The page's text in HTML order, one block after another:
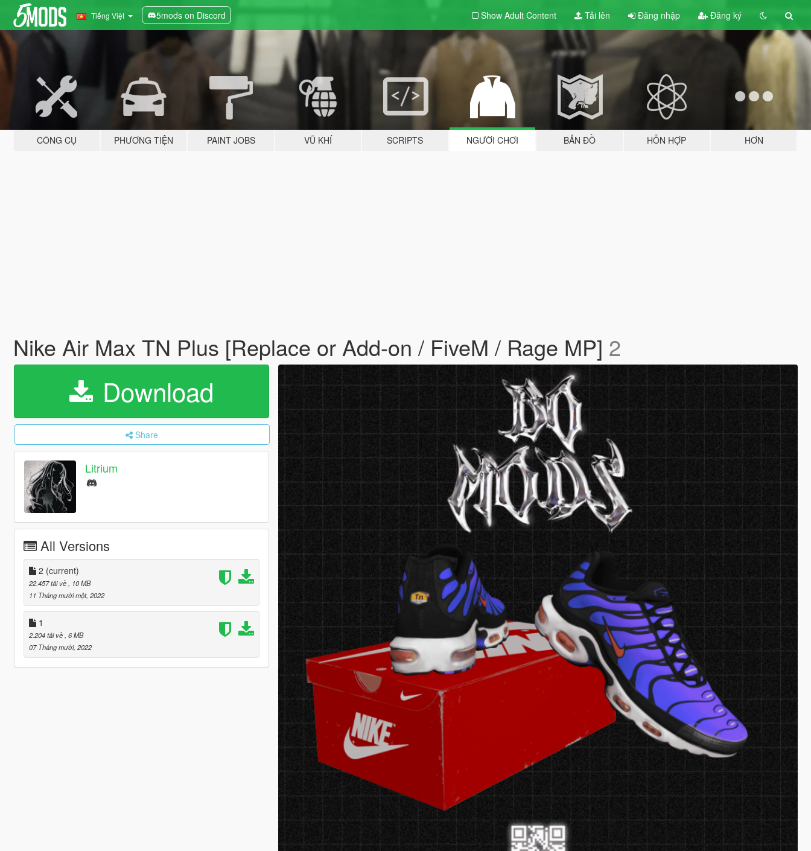
Tiếng Việt 5mods on Discord Show Adult Content Tải lên Đăng nhập Đăng ký
CÔNG CỤ PHƯƠNG TIỆN PAINT JOBS VŨ KHÍ SCRIPTS NGƯỜI CHƠI BẢN ĐỒ HỖN HỢP HƠN
Nike Air Max TN Plus [Replace or Add-on / FiveM / Rage MP] 2
Download
Share
Litrium
All Versions
2 (current)
22.457 tải về
, 10 MB
11 Tháng mười một, 2022
1
2.204 tải về , 6 MB
07 Tháng mười, 2022